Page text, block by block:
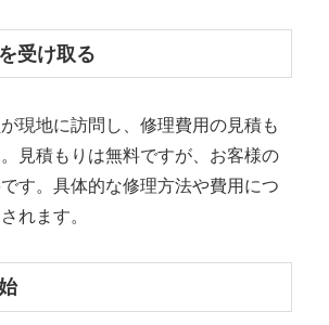
受け取る
現地に訪問し、修理費用の見積も
見積もりは無料ですが、お客様の
す。具体的な修理方法や費用につ
れます。